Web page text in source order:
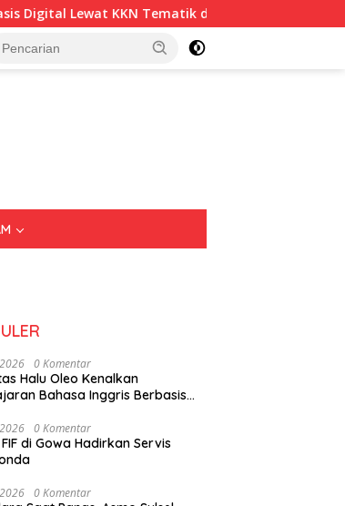
KKN Tematik di Desa Alebo
Maimo
Layanan Imigrasi Terintegrasi
0 Komentar
Halu Oleo Kenalkan
Bahasa Inggris Berbasis
0 Komentar
di Gowa Hadirkan Servis
0 Komentar